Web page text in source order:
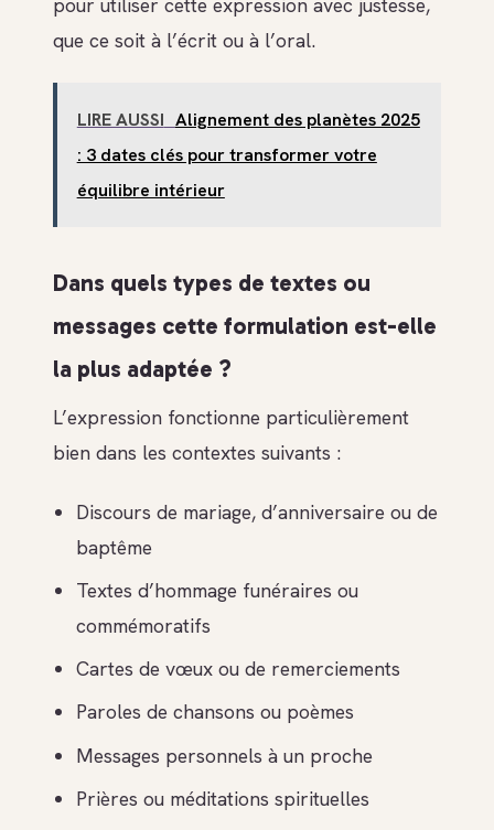
pour utiliser cette expression avec justesse,
que ce soit à l’écrit ou à l’oral.
LIRE AUSSI Alignement des planètes 2025
: 3 dates clés pour transformer votre
équilibre intérieur
Dans quels types de textes ou
messages cette formulation est-elle
la plus adaptée ?
L’expression fonctionne particulièrement
bien dans les contextes suivants :
Discours de mariage, d’anniversaire ou de
baptême
Textes d’hommage funéraires ou
commémoratifs
Cartes de vœux ou de remerciements
Paroles de chansons ou poèmes
Messages personnels à un proche
Prières ou méditations spirituelles